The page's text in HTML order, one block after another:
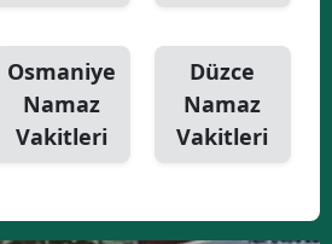
Osmaniye
Namaz
Vakitleri
Düzce
Namaz
Vakitleri